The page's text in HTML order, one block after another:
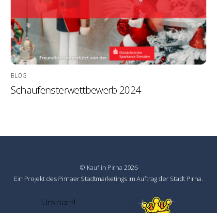
BLOG
Schaufensterwettbewerb 2024
© Kauf in Pirna 2026
Ein Projekt des Pirnaer Stadtmarketings im Auftrag der Stadt Pirna.
Uns nach!